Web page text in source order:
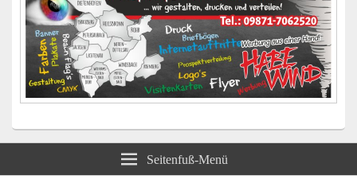
Seitenfuß-Menü